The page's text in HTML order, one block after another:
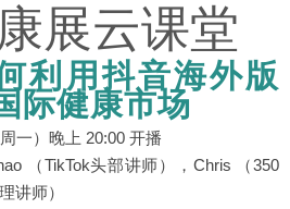
展云课堂
利用抖音海外版
际健康市场
一）晚上 20:00 开播
（TikTok头部讲师），Chris （350
讲师）